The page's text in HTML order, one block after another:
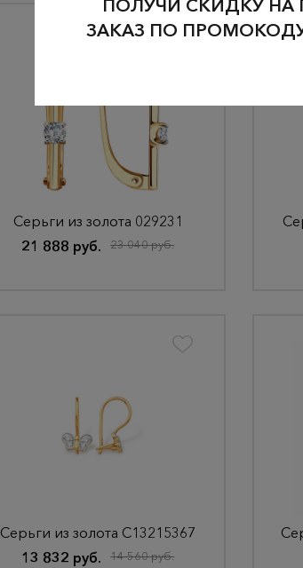
Серьги из золота 029231
21 888 руб.
23 040 руб.
Серьги из золота С13215367
13 832 руб.
14 560 руб.
ПОЛУЧИ СКИДКУ НА
ЗАКАЗ ПО